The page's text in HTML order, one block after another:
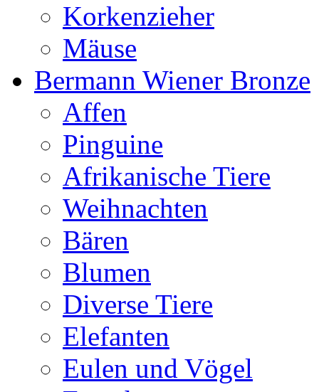
Korkenzieher
Mäuse
Bermann Wiener Bronze
Affen
Pinguine
Afrikanische Tiere
Weihnachten
Bären
Blumen
Diverse Tiere
Elefanten
Eulen und Vögel